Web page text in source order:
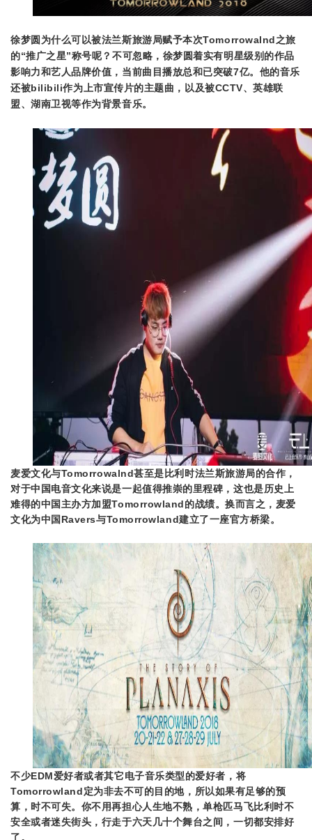
徐梦圆为什么可以被法兰斯旅游局赋予本次Tomorrowalnd之旅
的“推广之星”称号呢？不可忽略，徐梦圆着实有明星级别的作品
影响力和艺人品牌价值， 当前曲目播放总和已突破7亿。他的音乐
还被bilibili作为上市宣传片的主题曲，以及被CCTV、英雄联
盟、湖南卫视等作为背景音乐。
麦爱文化与Tomorrowalnd甚至是 比利时法兰斯旅游局的合作，
对于中国电音文化来说是一起值得推崇的里程碑，这也是历史上
难得的中国主办方加盟Tomorrowland的战绩。换而言之，麦爱
文化为中国Ravers与Tomorrowland建立了一座官方桥梁。
不少EDM爱好者或者其它电子音乐类型的爱好者，将
Tomorrowland定为非去不可的目的地，所以如果有足够的预
算，时不可失。你不用再担心人生地不熟，单枪匹马飞比利时不
安全或者迷失街头，行走于六天几十个舞台之间，一切都安排好
了。